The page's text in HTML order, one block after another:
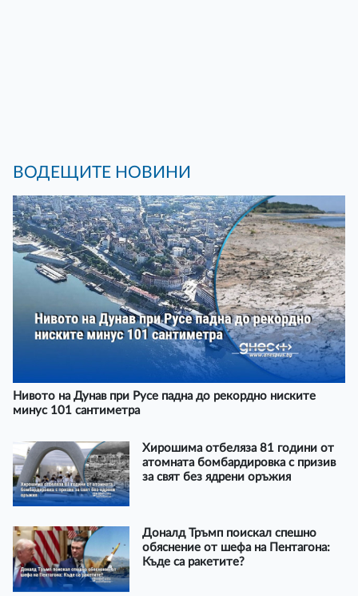
ВОДЕЩИТЕ НОВИНИ
Нивото на Дунав при Русе падна до рекордно ниските
минус 101 сантиметра
Хирошима отбеляза 81 години от
атомната бомбардировка с призив
за свят без ядрени оръжия
Доналд Тръмп поискал спешно
обяснение от шефа на Пентагона:
Къде са ракетите?